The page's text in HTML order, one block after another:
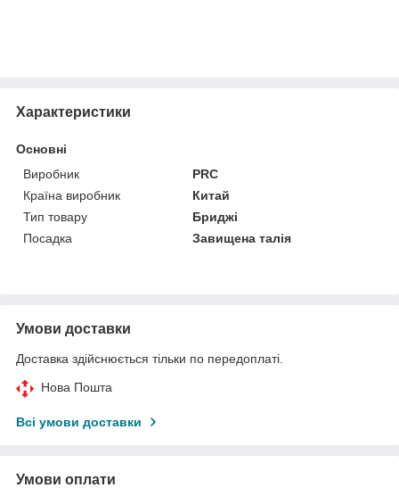
Характеристики
Основні
Виробник
PRC
Країна виробник
Китай
Тип товару
Бриджі
Посадка
Завищена талія
Умови доставки
Доставка здійснюється тільки по передоплаті.
Нова Пошта
Всі умови доставки
Умови оплати